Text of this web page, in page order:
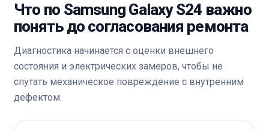
Что по Samsung Galaxy S24 важно
понять до согласования ремонта
Диагностика начинается с оценки внешнего
состояния и электрических замеров, чтобы не
спутать механическое повреждение с внутренним
дефектом.